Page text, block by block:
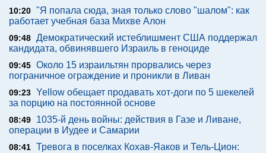
10:20 "Я попала сюда, зная только слово "шалом": как
работает учебная база Михве Алон
09:48 Демократический истеблишмент США поддержал
кандидата, обвинявшего Израиль в геноциде
09:45 Около 15 израильтян прорвались через
пограничное ограждение и проникли в Ливан
09:23 Yellow обещает продавать хот-доги по 5 шекелей
за порцию на постоянной основе
08:49
1035-й день войны: действия в Газе и Ливане,
операции в Иудее и Самарии
08:41 Тревога в поселках Кохав-Яаков и Тель-Цион: